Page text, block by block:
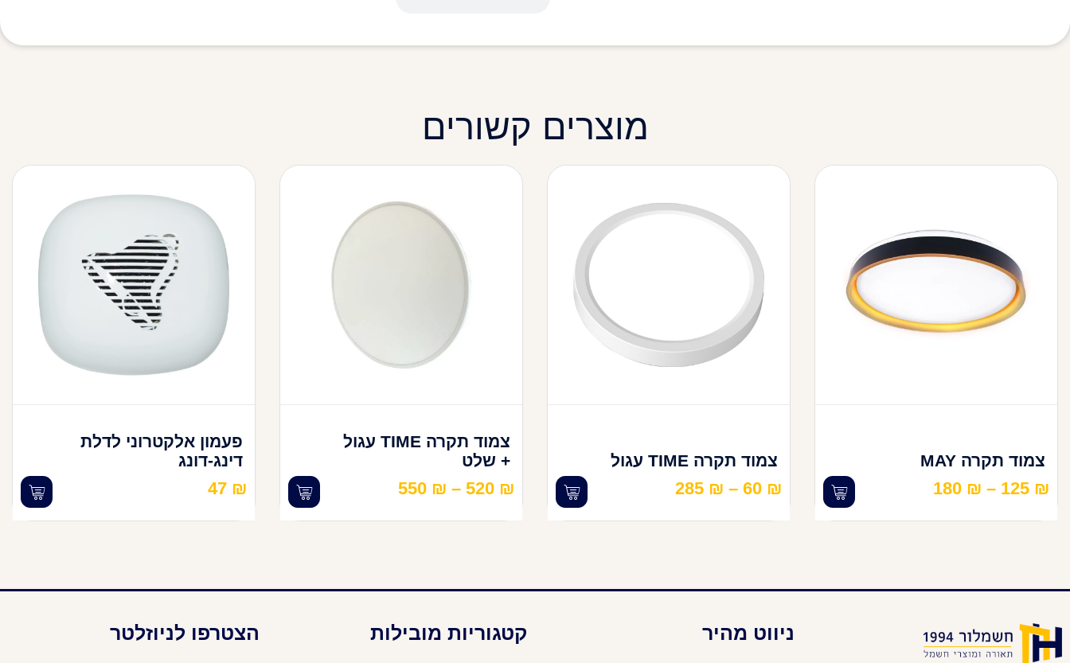
מוצרים קשורים
צמוד תקרה MAY
125 ₪
–
180 ₪
צמוד תקרה TIME עגול
60 ₪
–
285 ₪
צמוד תקרה TIME עגול
+ שלט
520 ₪
–
550 ₪
פעמון אלקטרוני לדלת
דינג-דונג
47 ₪
ניווט מהיר קטגוריות מובילות הצטרפו לניוזלטר